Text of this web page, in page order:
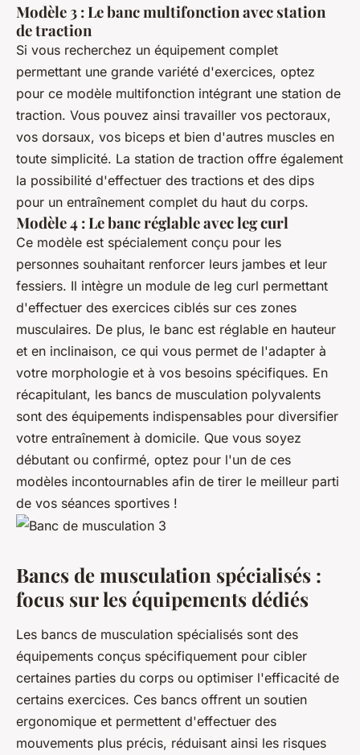
Modèle 3 : Le banc multifonction avec station
de traction
Si vous recherchez un équipement complet
permettant une grande variété d'exercices, optez
pour ce modèle multifonction intégrant une station de
traction. Vous pouvez ainsi travailler vos pectoraux,
vos dorsaux, vos biceps et bien d'autres muscles en
toute simplicité. La station de traction offre également
la possibilité d'effectuer des tractions et des dips
pour un entraînement complet du haut du corps.
Modèle 4 : Le banc réglable avec leg curl
Ce modèle est spécialement conçu pour les
personnes souhaitant renforcer leurs jambes et leur
fessiers. Il intègre un module de leg curl permettant
d'effectuer des exercices ciblés sur ces zones
musculaires. De plus, le banc est réglable en hauteur
et en inclinaison, ce qui vous permet de l'adapter à
votre morphologie et à vos besoins spécifiques. En
récapitulant, les bancs de musculation polyvalents
sont des équipements indispensables pour diversifier
votre entraînement à domicile. Que vous soyez
débutant ou confirmé, optez pour l'un de ces
modèles incontournables afin de tirer le meilleur parti
de vos séances sportives !
Bancs de musculation spécialisés :
focus sur les équipements dédiés
Les bancs de musculation spécialisés sont des
équipements conçus spécifiquement pour cibler
certaines parties du corps ou optimiser l'efficacité de
certains exercices. Ces bancs offrent un soutien
ergonomique et permettent d'effectuer des
mouvements plus précis, réduisant ainsi les risques